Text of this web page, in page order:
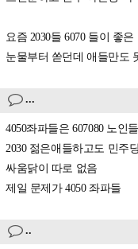
요즘 2030들 6070 들이 좋
눈물부터 쏟던데 애들만도
...
4050좌파들은 607080 노인
2030 젊은애들하고도 민주
싸움닭이 따로 없음
제일 문제가 4050 좌파들
..